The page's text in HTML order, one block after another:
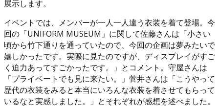
展示します。
イベントでは、メンバーが一人一人違う衣装を着て登場。今
回の「UNIFORM MUSEUM」に関して佐藤さんは「小さい
頃から竹下通りを通っていたので、今回の企画は夢みたいで
嬉しかったです。実際に見たのですが、ディスプレイがすご
く迫力あってすごかったです。」とコメント。守屋さんは
「プライベートでも見に来たい。」菅井さんは「こうやって
歴代の衣装をみると本当にいろんな衣装を着させてもらって
いるなと実感しました。」とそれぞれが感想を述べました。